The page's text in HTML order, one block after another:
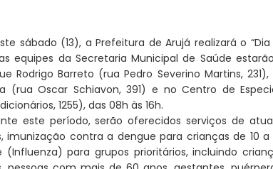
sábado (13), a Prefeitura de Arujá realizará o
equipes da Secretaria Municipal de Saúde
Rodrigo Barreto (rua Pedro Severino Martins,
(rua Oscar Schiavon, 391) e no Centro de
1255), das 08h às 16h.
este período, serão oferecidos serviços de
imunização contra a dengue para crianças de 10
(Influenza) para grupos prioritários, incluindo